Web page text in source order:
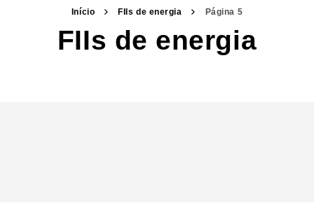
Início FIIs de energia Página 5
FIIs de energia